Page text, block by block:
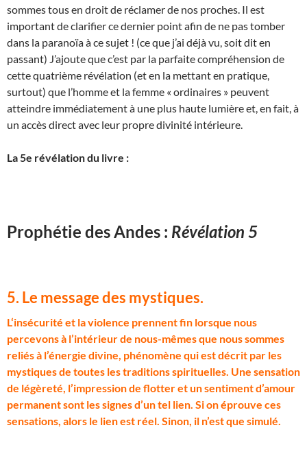
sommes tous en droit de réclamer de nos proches. Il est
important de clarifier ce dernier point afin de ne pas tomber
dans la paranoïa à ce sujet ! (ce que j’ai déjà vu, soit dit en
passant) J’ajoute que c’est par la parfaite compréhension de
cette quatrième révélation (et en la mettant en pratique,
surtout) que l’homme et la femme « ordinaires » peuvent
atteindre immédiatement à une plus haute lumière et, en fait, à
un accès direct avec leur propre divinité intérieure.
La 5e révélation du livre :
Prophétie des Andes : Révélation 5
5. Le message des mystiques.
L‘insécurité et la violence prennent fin lorsque nous
percevons à l’intérieur de nous-mêmes que nous sommes
reliés à l’énergie divine, phénomène qui est décrit par les
mystiques de toutes les traditions spirituelles. Une sensation
de légèreté, l’impression de flotter et un sentiment d’amour
permanent sont les signes d’un tel lien. Si on éprouve ces
sensations, alors le lien est réel. Sinon, il n’est que simulé.